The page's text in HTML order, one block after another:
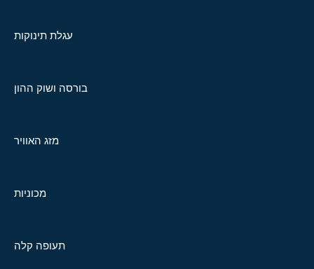
עגלת תינוקות
בורסה ושוק ההון
מזג האוויר
מכוניות
תעופה קלה